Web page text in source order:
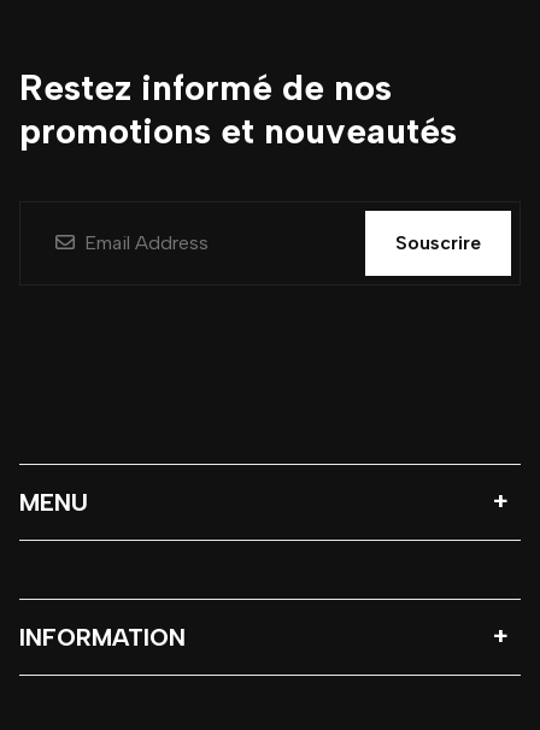
Restez informé de nos
promotions et nouveautés
Souscrire
MENU
INFORMATION